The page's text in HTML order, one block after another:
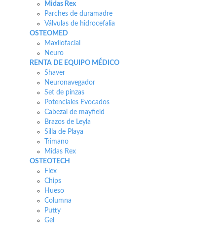
Midas Rex
Parches de duramadre
Válvulas de hidrocefalia
OSTEOMED
Maxilofacial
Neuro
RENTA DE EQUIPO MÉDICO
Shaver
Neuronavegador
Set de pinzas
Potenciales Evocados
Cabezal de mayfield
Brazos de Leyla
Silla de Playa
Trimano
Midas Rex
OSTEOTECH
Flex
Chips
Hueso
Columna
Putty
Gel